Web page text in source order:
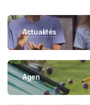
Actualités
Agen